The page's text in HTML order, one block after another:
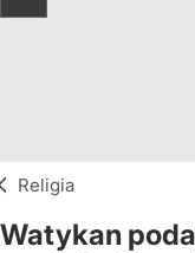
Religia
Watykan